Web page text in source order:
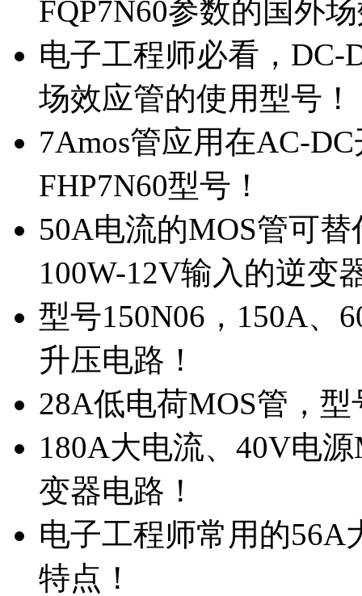
FQP7N60参数的国外
电子工程师必看，DC-
场效应管的使用型号！
7Amos管应用在AC-
FHP7N60型号！
50A电流的MOS管可
100W-12V输入的逆变
型号150N06，150A、
升压电路！
28A低电荷MOS管，
180A大电流、40V电
变器电路！
电子工程师常用的56A
特点！